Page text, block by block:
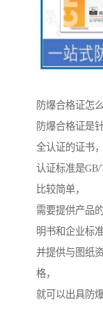
防爆合格证怎
防爆合格证是
全认证的证书，
认证标准是
比较简单，
需要提供产品
明书和企业标
并提供与图纸
格，
就可以出具防